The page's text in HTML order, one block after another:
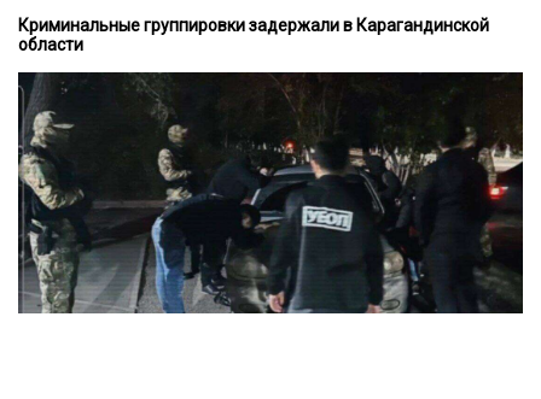
Криминальные группировки задержали в Карагандинской
области